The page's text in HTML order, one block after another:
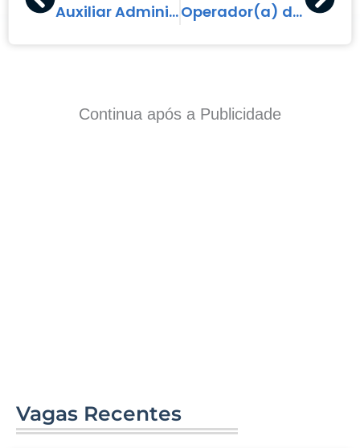
Auxiliar Administrativo Operador(a) de Caixa
Continua após a Publicidade
Vagas Recentes